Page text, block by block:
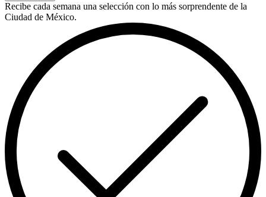
Recibe cada semana una selección con lo más sorprendente de la
Ciudad de México.